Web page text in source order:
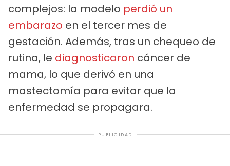
complejos: la modelo perdió un
embarazo en el tercer mes de
gestación. Además, tras un chequeo de
rutina, le diagnosticaron cáncer de
mama, lo que derivó en una
mastectomía para evitar que la
enfermedad se propagara.
PUBLICIDAD